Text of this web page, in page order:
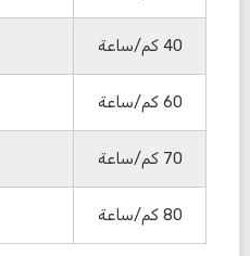
40 كم/ساعة
60 كم/ساعة
70 كم/ساعة
80 كم/ساعة